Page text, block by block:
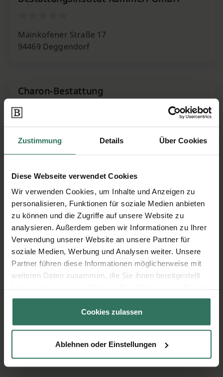
Zustimmung Details Über Cookies
Diese Webseite verwendet Cookies
Wir verwenden Cookies, um Inhalte und Anzeigen zu
personalisieren, Funktionen für soziale Medien anbieten
zu können und die Zugriffe auf unsere Website zu
analysieren. Außerdem geben wir Informationen zu Ihrer
Verwendung unserer Website an unsere Partner für
soziale Medien, Werbung und Analysen weiter. Unsere
Partner führen diese Informationen möglicherweise mit
weiteren Daten zusammen, die Sie ihnen bereitgestellt
gesammelt haben.
Cookies zulassen
Ablehnen oder Einstellungen
Mainkofener Straße 17
94469 Deggendorf
Charon-Bestattung
94447 Plattling
Franz-Xaver-Würf-Str. 17
94491 Hengersberg
Parringer GmbH Bestattungsinstitut
Lateinschulgasse 13
94469 Deggendorf